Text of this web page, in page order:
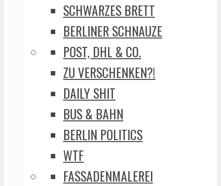
SCHWARZES BRETT
BERLINER SCHNAUZE
POST, DHL & CO.
ZU VERSCHENKEN?!
DAILY SHIT
BUS & BAHN
BERLIN POLITICS
WTF
FASSADENMALEREI